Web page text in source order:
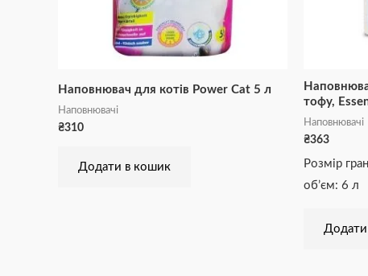
Наповнювач для котів Power Cat 5 л
Наповнювачі
₴310
Додати в кошик
тофу,
Наповнювачі
₴363
Розмір
об’єм: 6 л